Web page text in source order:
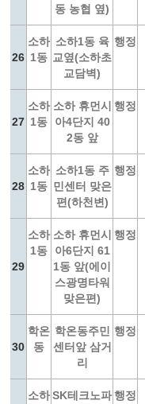
동 농협 옆)
26
소하
1동
소하1동 육
교옆(소하초
교담벽)
행정
27
소하
1동
소하 휴먼시
아4단지 40
2동 앞
행정
28
소하
1동
소하1동 주
민센터 맞은
편(하천변)
행정
29
소하
1동
소하 휴먼시
아6단지 61
1동 앞(에이
스광명타워
맞은편)
행정
30
학온
동
학온동주민
센터앞 삼거
리
행정
소하SK테크노파 행정